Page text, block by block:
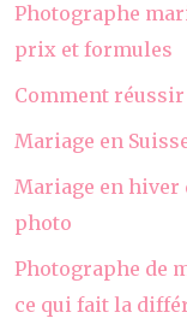
Photographe
prix et formules
Comment réussir
Mariage en
Mariage en hiver
photo
Photographe de
ce qui fait la